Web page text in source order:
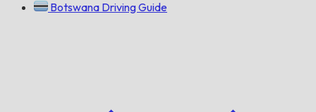
Botswana Driving Guide